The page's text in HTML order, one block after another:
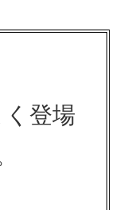
く登場